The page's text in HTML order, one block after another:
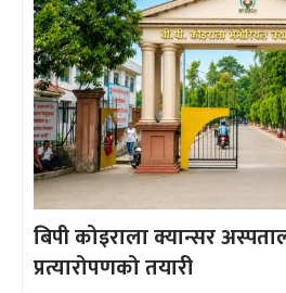
बिपी कोइराला क्यान्सर
प्रत्यारोपणको तयारी